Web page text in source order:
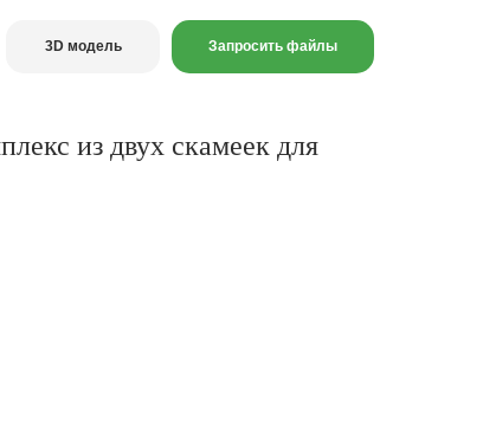
Запросить файлы
3D модель
из двух скамеек для